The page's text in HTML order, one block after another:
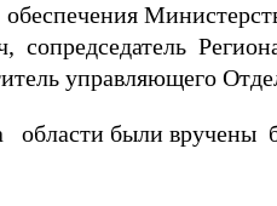
сопредседатель
управляющего
области были